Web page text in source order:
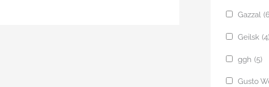
Gazzal
Geilsk
ggh (5)
Gusto